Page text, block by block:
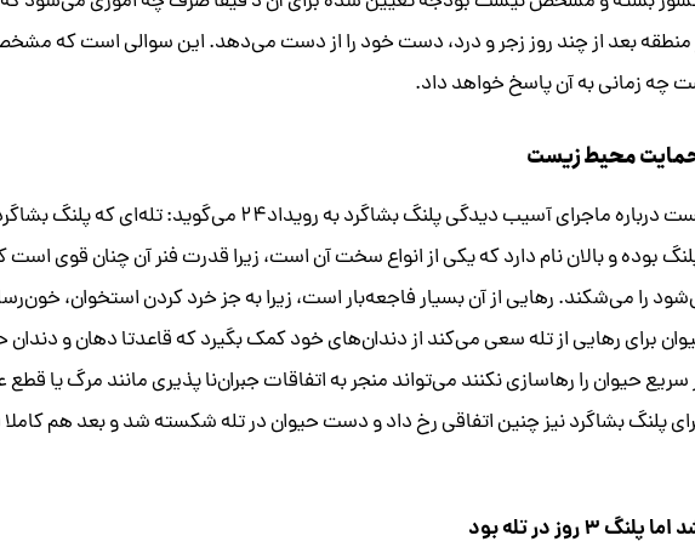
منطقه بعد از چند روز زجر و درد، دست خود را از دست می‌دهد. این سوالی است که
زمانی به آن پاسخ خواهد داد.
علیرضا شهرداری فعال محیط زیست درباره ماجرای آسیب دیدگی پلنگ بشاگرد به رویداد۲۴ می‌گوید:
بوده و بالان نام دارد که یکی از انواع سخت آن است، زیرا قدرت فنر آن چنان قوی است
را می‌شکند. رهایی از آن بسیار فاجعه‌بار است، زیرا به جز خرد کردن استخوان،
برای رهایی از تله سعی می‌کند از دندان‌های خود کمک بگیرد که قاعدتا دهان و دندان
حیوان را رهاسازی نکنند می‌تواند منجر به اتفاقات جبران‌نا پذیری مانند مرگ یا
پلنگ بشاگرد نیز چنین اتفاقی رخ داد و دست حیوان در تله شکسته شد و بعد هم
در تله بود